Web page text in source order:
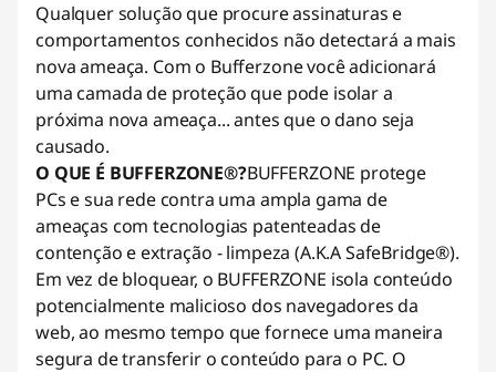
Qualquer solução que procure assinaturas e
comportamentos conhecidos não detectará a mais
nova ameaça. Com o Bufferzone você adicionará
uma camada de proteção que pode isolar a
próxima nova ameaça... antes que o dano seja
causado.
O QUE É BUFFERZONE®?BUFFERZONE protege
PCs e sua rede contra uma ampla gama de
ameaças com tecnologias patenteadas de
contenção e extração - limpeza (A.K.A SafeBridge®).
Em vez de bloquear, o BUFFERZONE isola conteúdo
potencialmente malicioso dos navegadores da
web, ao mesmo tempo que fornece uma maneira
segura de transferir o conteúdo para o PC. O